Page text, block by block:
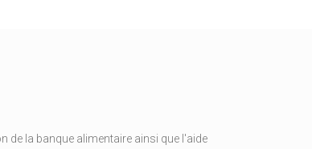
de la banque alimentaire ainsi que l'aide